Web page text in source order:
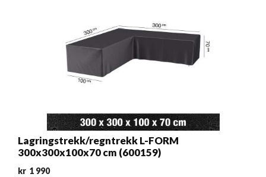
Lagringstrekk/regntrekk L-FORM
300x300x100x70 cm (600159)
kr 1 990